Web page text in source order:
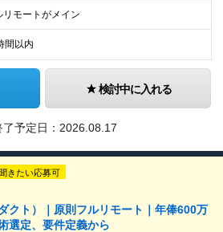
リモートがメイン
間以内
検討中に入れる
予定日： 2026.08.17
きたい応募可
クト）｜原則フルリモート｜年俸600万
選定、要件定義から